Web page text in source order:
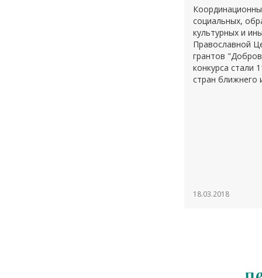
социальных,
культурных и
Православной
грантов
конкурса стали
стран ближнего
18.03.2018